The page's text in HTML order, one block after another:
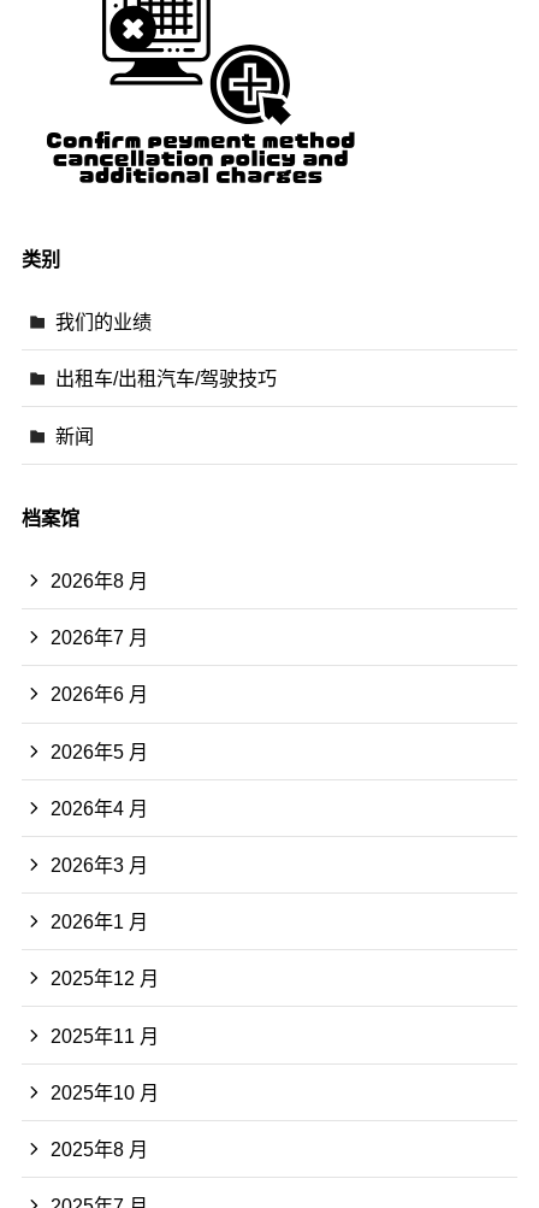
类别
我们的业绩
出租车/出租汽车/驾驶技巧
新闻
档案馆
2026年8 月
2026年7 月
2026年6 月
2026年5 月
2026年4 月
2026年3 月
2026年1 月
2025年12 月
2025年11 月
2025年10 月
2025年8 月